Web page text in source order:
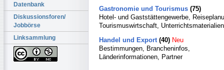
Datenbank
Diskussionsforen/
Jobbörse
Linksammlung
Gastronomie und Tourismus (75)
Hotel- und Gaststättengewerbe,
Tourismuswirtschaft, Unterrichtsmaterialien
Handel und Export(40) Neu
Bestimmungen, Brancheninfos,
Länderinformationen, Partner